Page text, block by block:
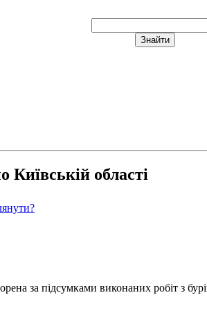
Київській області
за підсумками виконаних робіт з